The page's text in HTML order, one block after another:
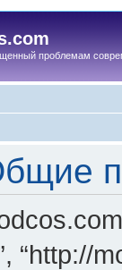
проблемам
“http://